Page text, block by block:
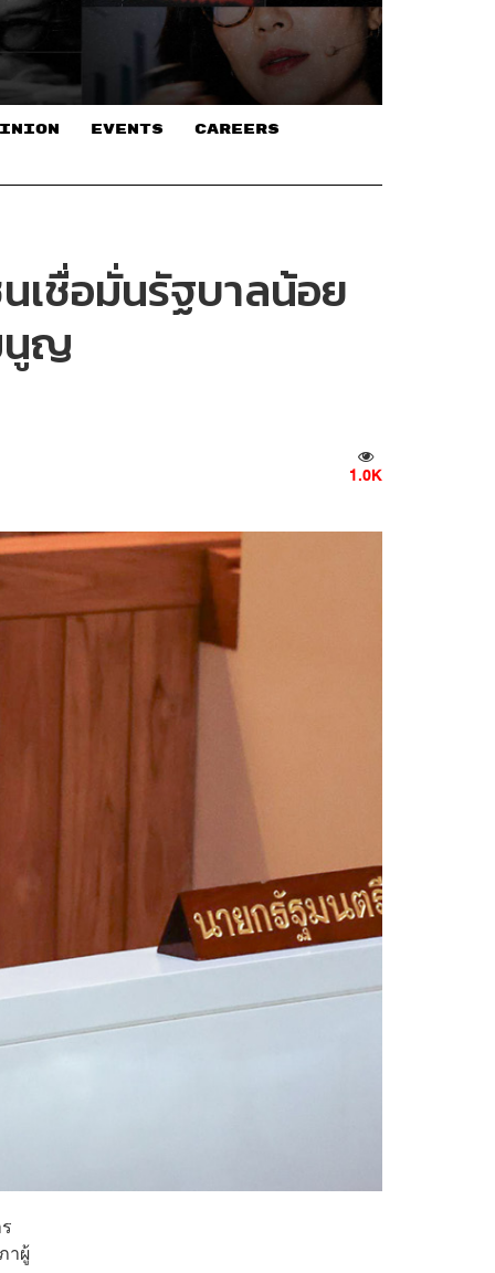
EVENTS CAREERS
เชื่อมั่นรัฐบาลน้อย
นูญ
1.0K
าผู้